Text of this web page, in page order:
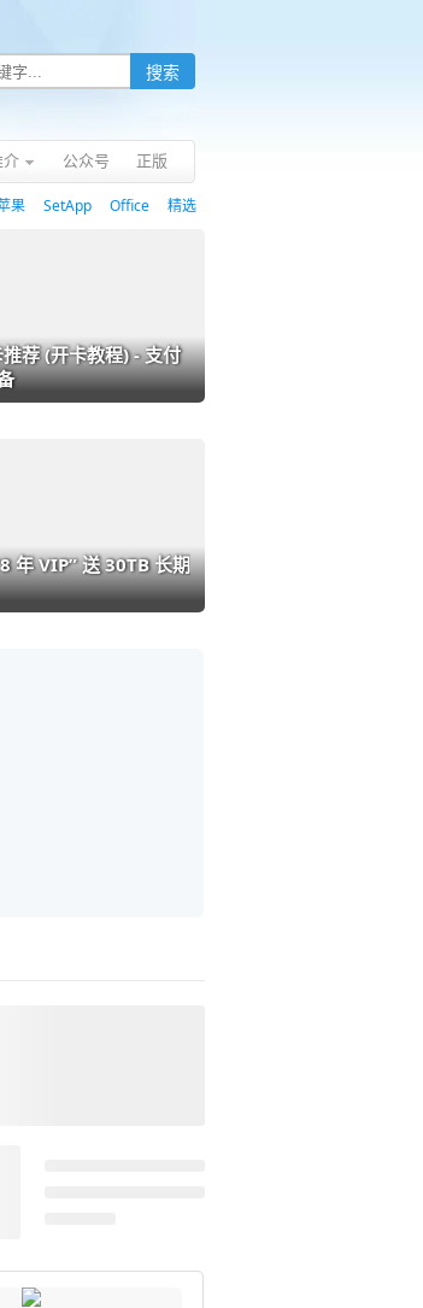
公众号 正版
果 SetApp Office 精选
荐 (开卡教程) - 支付
年 VIP” 送 30TB 长期